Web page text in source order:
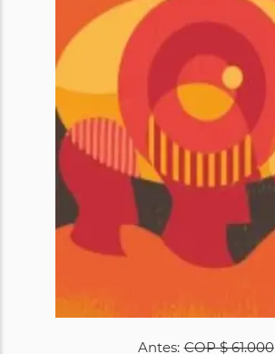
Antes: COP$ 61.000